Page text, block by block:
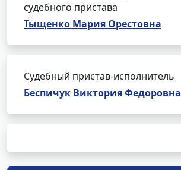
судебного пристава
Тыщенко Мария Орестовна
Судебный пристав-исполнитель
Беспичук Виктория Федоровна